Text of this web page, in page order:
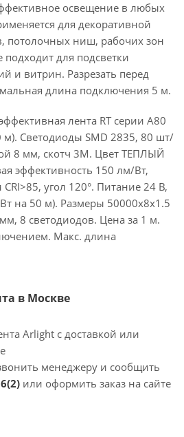
освещение в любых
для декоративной
потолочных ниш, рабочих зон
для подсветки
и витрин. Разрезать перед
длина подключения 5 м.
лента RT серии A80
Светодиоды SMD 2835, 80 шт/
8 мм, скотч 3M. Цвет ТЕПЛЫЙ
эффективность 150 лм/Вт,
угол 120°. Питание 24 В,
на 50 м). Размеры 50000x8x1.5
8 светодиодов. Цена за 1 м.
Макс. длина
в Москве
Arlight с доставкой или
менеджеру и сообщить
или оформить заказ на сайте